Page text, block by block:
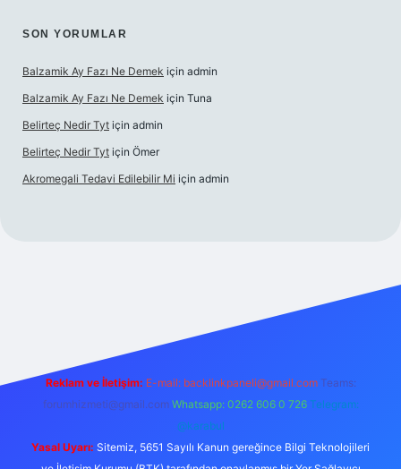
SON YORUMLAR
Balzamik Ay Fazı Ne Demek için admin
Balzamik Ay Fazı Ne Demek için Tuna
Belirteç Nedir Tyt için admin
Belirteç Nedir Tyt için Ömer
Akromegali Tedavi Edilebilir Mi için admin
Reklam ve İletişim: E-mail: backlinkpaneli@gmail.com Teams:
forumhizmeti@gmail.com Whatsapp: 0262 606 0 726 Telegram:
@karabul
Yasal Uyarı: Sitemiz, 5651 Sayılı Kanun gereğince Bilgi Teknolojileri